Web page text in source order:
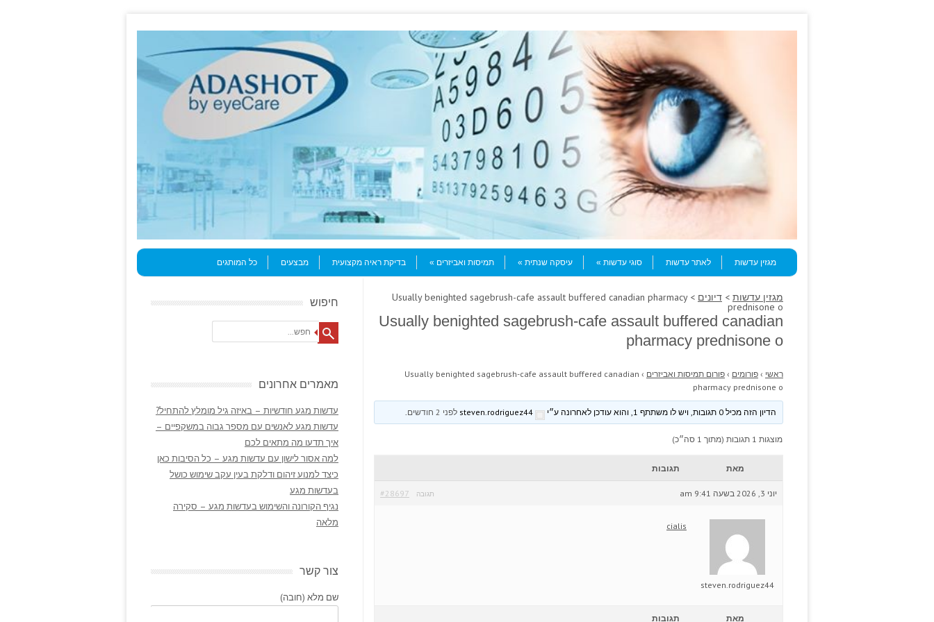
Menu
Skip to content
מגזין עדשות
לאתר עדשות סוגי עדשות עיסקה שנתית תמיסות ואביזרים בדיקת ראיה מקצועית מבצעים כל המותגים
מגזין עדשות > דיונים > Usually benighted sagebrush-cafe assault buffered canadian pharmacy
prednisone o
Usually benighted sagebrush-cafe assault buffered canadian
pharmacy prednisone o
ראשי › פורומים › פורום תמיסות ואביזרים ›
Usually benighted sagebrush-cafe assault buffered canadian
pharmacy prednisone o
הדיון הזה מכיל 0 תגובות, ויש לו משתתף 1, והוא עודכן לאחרונה ע״י steven.rodriguez44 לפני 2 חודשים
מוצגות 1 תגובות (מתוך 1 סה״כ)
מאת תגובות
יוני 3, 2026 בשעה 9:41 am #28697 תגובה
steven.rodriguez44
cialis
מאת תגובות
חיפוש
Search
מאמרים אחרונים
עדשות מגע חודשיות – באיזה גיל מומלץ להתחיל?
עדשות מגע לאנשים עם מספר גבוה במשקפיים –
איך תדעו מה מתאים לכם
למה אסור לישון עם עדשות מגע – כל הסיבות כאן
כיצד למנוע זיהום ודלקת בעין עקב שימוש כושל
בעדשות מגע
נגיף הקורונה והשימוש בעדשות מגע – סקירה
מלאה
צור קשר
שם מלא (חובה)